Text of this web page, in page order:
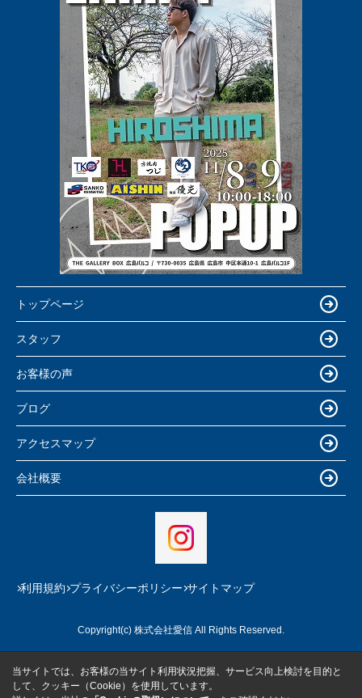
トップページ
スタッフ
お客様の声
ブログ
アクセスマップ
会社概要
利用規約 プライバシーポリシー サイトマップ
Copyright(c) 株式会社愛信 All Rights Reserved.
当サイトでは、お客様の当サイト利用状況把握、サービス向上検討を目的と
して、クッキー（Cookie）を使用しています。